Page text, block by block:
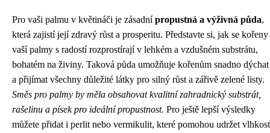
Pro vaši palmu v květináči je zásadnípropustná a výživná půda,
která zajistí její zdravý růst a prosperitu. Představte si, jak se kořeny
vaší palmy s radostí rozprostírají v lehkém a vzdušném substrátu,
bohatém na živiny. Taková půda umožňuje kořenům snadno dýchat
a přijímat všechny důležité látky pro silný růst a zářivě zelené listy.
Směs pro palmy by měla obsahovat kvalitní zahradnický substrát,
rašelinu a písek pro ideální propustnost. Pro ještě lepší výsledky
můžete přidat i perlit nebo vermikulit, které pomohou udržet vlhkost